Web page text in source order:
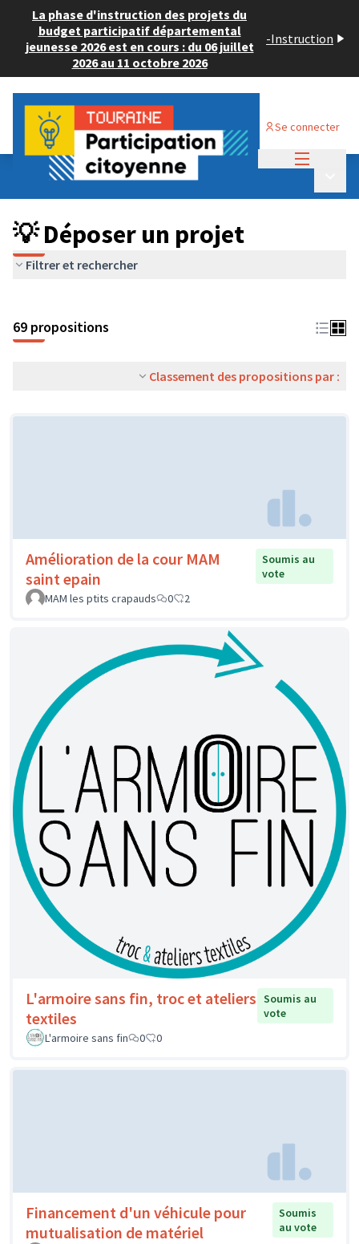
La phase d'instruction des projets du
budget participatif départemental
jeunesse 2026 est en cours : du 06 juillet
2026 au 11 octobre 2026
-Instruction
Se connecter
Budget Participatif ADULTE 2024
💡 Déposer un projet
💡 Déposer un projet
Filtrer et rechercher
69 propositions
Classement des propositions par :
Amélioration de la cour MAM
saint epain
Soumis au
vote
MAM les ptits crapauds
0 2
L'armoire sans fin, troc et ateliers
textiles
Soumis au
vote
L'armoire sans fin
0 0
Financement d'un véhicule pour
mutualisation de matériel
Soumis
au vote